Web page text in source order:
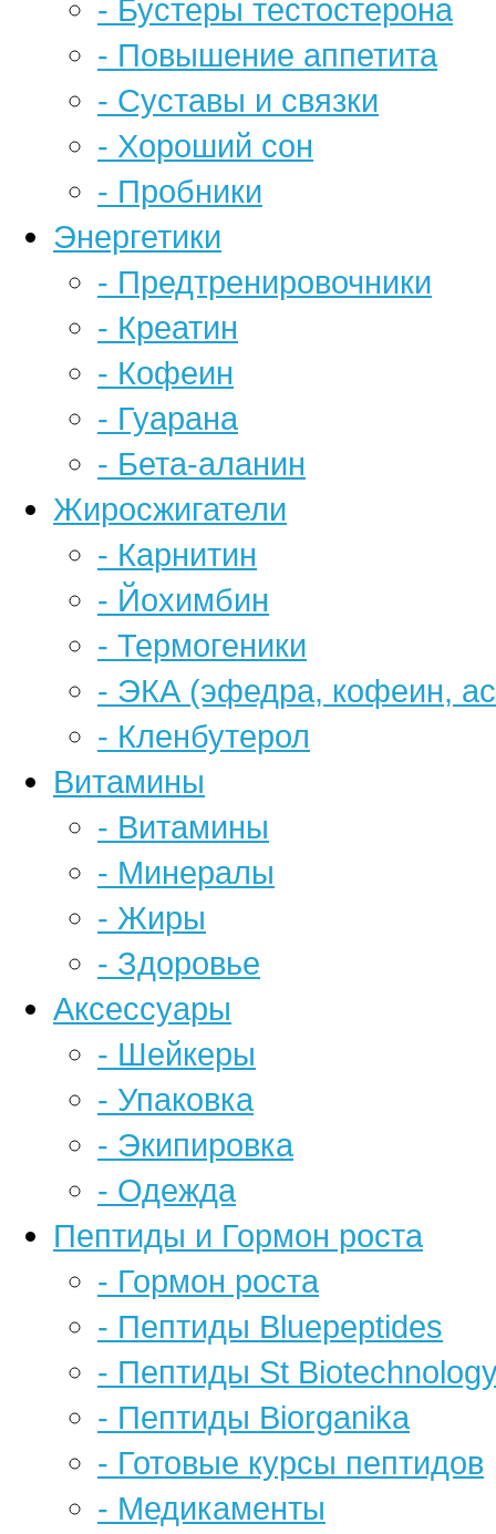
- Бустеры тестостерона
- Повышение аппетита
- Суставы и связки
- Хороший сон
- Пробники
Энергетики
- Предтренировочники
- Креатин
- Кофеин
- Гуарана
- Бета-аланин
Жиросжигатели
- Карнитин
- Йохимбин
- Термогеники
- ЭКА (эфедра, кофеин,
- Кленбутерол
Витамины
- Витамины
- Минералы
- Жиры
- Здоровье
Аксессуары
- Шейкеры
- Упаковка
- Экипировка
- Одежда
Пептиды и Гормон роста
- Гормон роста
- Пептиды Bluepeptides
- Пептиды St
- Пептиды Biorganika
- Готовые курсы пептидов
- Медикаменты